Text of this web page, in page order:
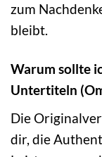
zum
bleibt.
Warum sollte
Untertiteln
Die
dir, die